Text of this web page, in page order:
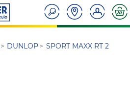
DUNLOP
SPORT MAXX RT 2